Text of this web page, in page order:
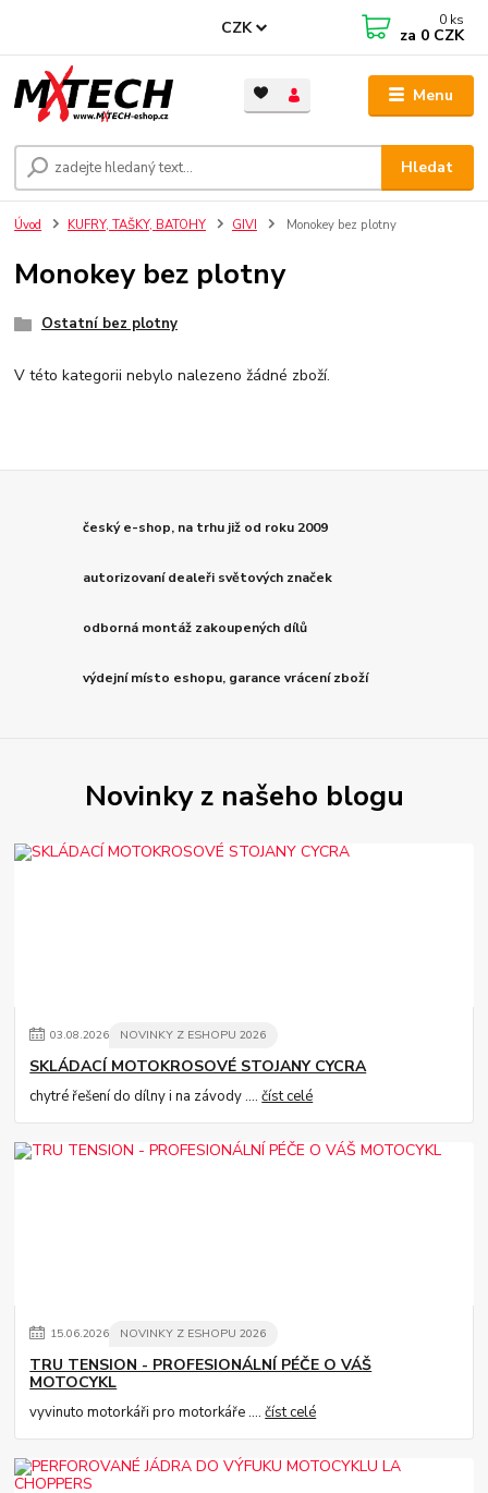
Menu
CZK
Hledat
0 ks
za 0 CZK
Úvod KUFRY, TAŠKY, BATOHY GIVI Monokey bez plotny
Monokey bez plotny
Ostatní bez plotny
V této kategorii nebylo nalezeno žádné zboží.
český e-shop, na trhu již od roku 2009
autorizovaní dealeři světových značek
odborná montáž zakoupených dílů
výdejní místo eshopu, garance vrácení zboží
Novinky z našeho blogu
03.08.2026 NOVINKY Z ESHOPU 2026
SKLÁDACÍ MOTOKROSOVÉ STOJANY CYCRA
chytré řešení do dílny i na závody ....číst celé
15.06.2026 NOVINKY Z ESHOPU 2026
TRU TENSION - PROFESIONÁLNÍ PÉČE O VÁŠ
MOTOCYKL
vyvinuto motorkáři pro motorkáře ....číst celé